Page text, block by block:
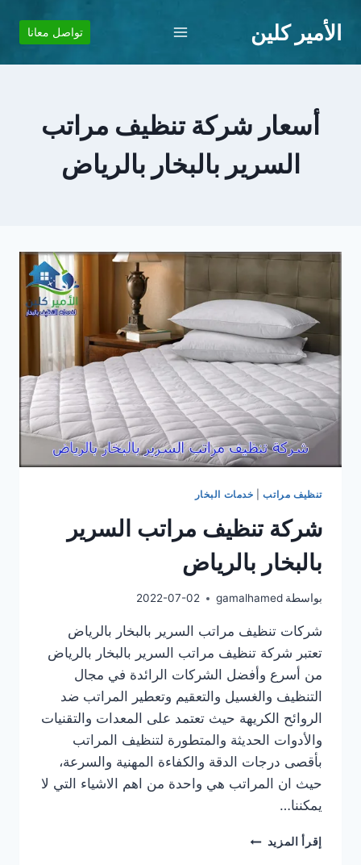
الأمير كلين تواصل معانا
أسعار شركة تنظيف مراتب
السرير بالبخار بالرياض
تنظيف مراتب| خدمات البخار
شركة تنظيف مراتب السرير
بالبخار بالرياض
بواسطة gamalhamed
2022-07-02
شركات تنظيف مراتب السرير بالبخار بالرياض
تعتبر شركة تنظيف مراتب السرير بالبخار بالرياض
من أسرع وأفضل الشركات الرائدة في مجال
التنظيف والغسيل والتعقيم وتعطير المراتب ضد
الروائح الكريهة حيث تعتمد على المعدات والتقنيات
والأدوات الحديثة والمتطورة لتنظيف المراتب
بأقصى درجات الدقة والكفاءة المهنية والسرعة،
حيث ان المراتب هي واحدة من اهم الاشياء التي لا
يمكننا…
إقرأ المزيد شركة